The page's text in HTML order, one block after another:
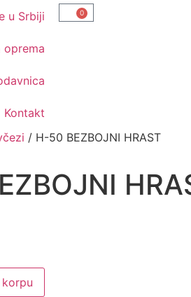
u Srbiji
oprema
Kontakt
0
/ H-50 BEZBOJNI HRAST